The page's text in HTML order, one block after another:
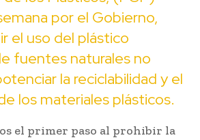
por el Gobierno,
el uso del plástico
fuentes naturales no
la reciclabilidad y el
los materiales plásticos.
el primer paso al prohibir la